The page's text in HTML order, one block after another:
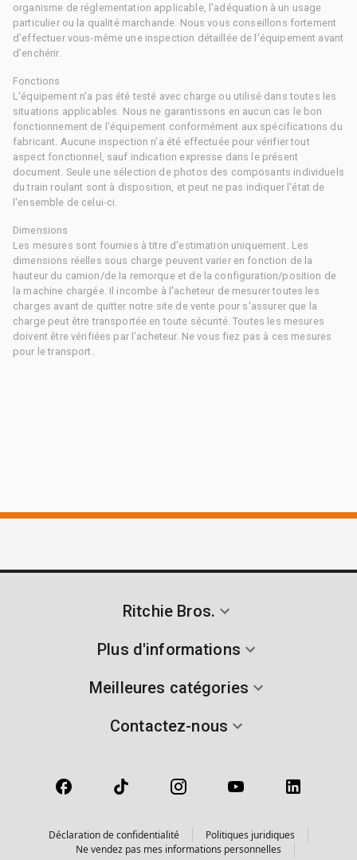
organisme de réglementation applicable, l'adéquation à un usage
particulier ou la qualité marchande. Nous vous conseillons fortement
d'effectuer vous-même une inspection détaillée de l'équipement avant
d'enchérir.
Fonctions
L'équipement n'a pas été testé avec charge ou utilisé dans toutes les
situations applicables. Nous ne garantissons en aucun cas le bon
fonctionnement de l'équipement conformément aux spécifications du
fabricant. Aucune inspection n'a été effectuée pour vérifier tout
aspect fonctionnel, sauf indication expresse dans le présent
document. Seule une sélection de photos des composants individuels
du train roulant sont à disposition, et peut ne pas indiquer l'état de
l'ensemble de celui-ci.
Dimensions
Les mesures sont fournies à titre d'estimation uniquement. Les
dimensions réelles sous charge peuvent varier en fonction de la
hauteur du camion/de la remorque et de la configuration/position de
la machine chargée. Il incombe à l'acheteur de mesurer toutes les
charges avant de quitter notre site de vente pour s'assurer que la
charge peut être transportée en toute sécurité. Toutes les mesures
doivent être vérifiées par l'acheteur. Ne vous fiez pas à ces mesures
pour le transport.
Ritchie Bros.
Plus d'informations
Meilleures catégories
Contactez-nous
Déclaration de confidentialité
Politiques juridiques
Ne vendez pas mes informations personnelles